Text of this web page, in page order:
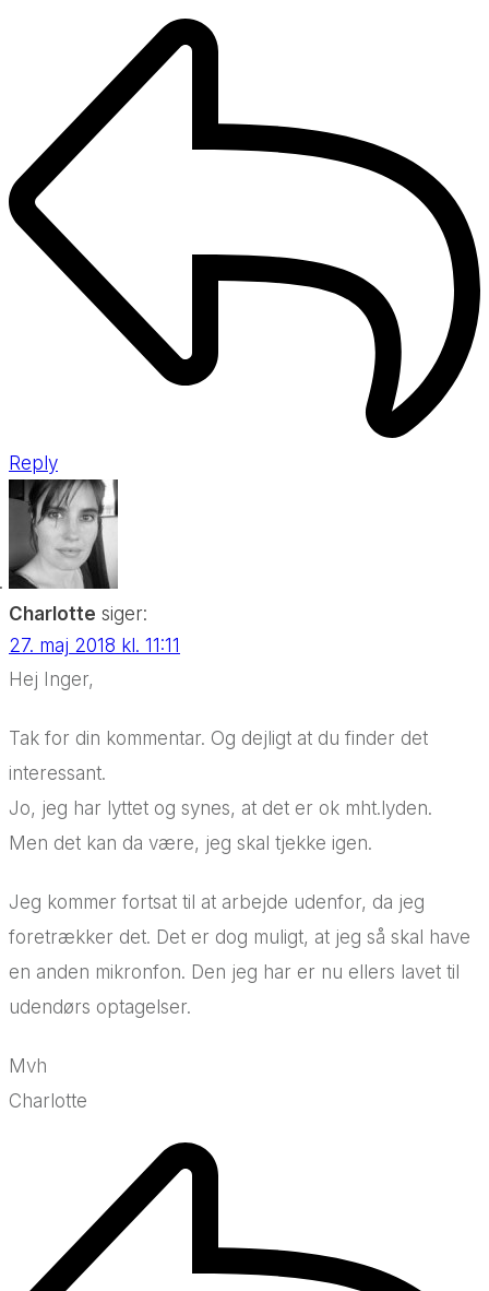
Reply
Charlotte siger:
27. maj 2018 kl. 11:11
Hej Inger,
Tak for din kommentar. Og dejligt at du finder det
interessant.
Jo, jeg har lyttet og synes, at det er ok mht.lyden.
Men det kan da være, jeg skal tjekke igen.
Jeg kommer fortsat til at arbejde udenfor, da jeg
foretrækker det. Det er dog muligt, at jeg så skal have
en anden mikronfon. Den jeg har er nu ellers lavet til
udendørs optagelser.
Mvh
Charlotte